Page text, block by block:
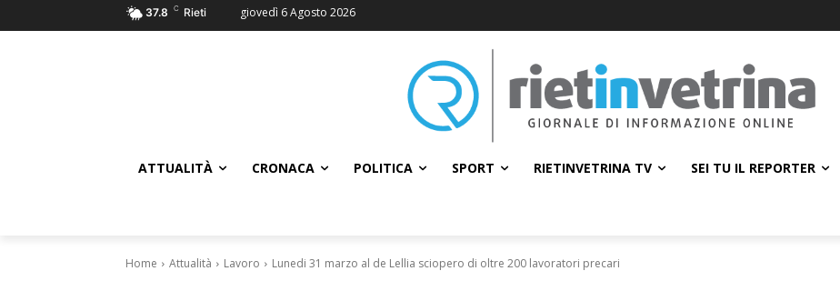
37.8 C Rieti giovedì 6 Agosto 2026
ATTUALITÀ CRONACA POLITICA SPORT RIETINVETRINA TV SEI TU IL REPORTER
Home Attualità Lavoro Lunedi 31 marzo al de Lellia sciopero di oltre 200 lavoratori precari